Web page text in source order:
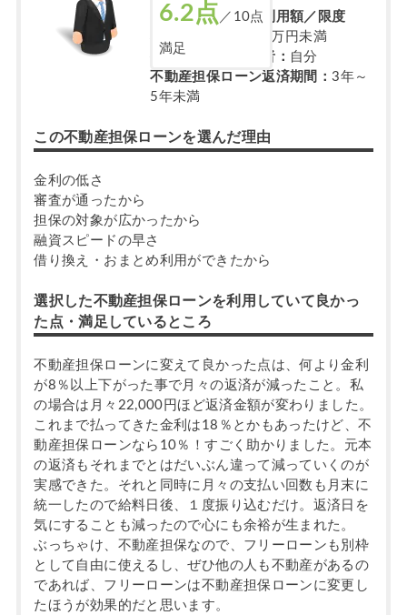
6.2点 ／10点
満足
不動産担保ローン利用額／限度
400万円～500万円未満
担保不動産の所有者： 自分
不動産担保ローン返済期間：3年～
5年未満
この不動産担保ローンを選んだ理由
金利の低さ
審査が通ったから
担保の対象が広かったから
融資スピードの早さ
借り換え・おまとめ利用ができたから
選択した不動産担保ローンを利用していて良かっ
た点・満足しているところ
不動産担保ローンに変えて良かった点は、何より金利
が8％以上下がった事で月々の返済が減ったこと。私
の場合は月々22,000円ほど返済金額が変わりました。
これまで払ってきた金利は18％とかもあったけど、不
動産担保ローンなら10％！すごく助かりました。元本
の返済もそれまでとはだいぶん違って減っていくのが
実感できた。それと同時に月々の支払い回数も月末に
統一したので給料日後、１度振り込むだけ。返済日を
気にすることも減ったので心にも余裕が生まれた。
ぶっちゃけ、不動産担保なので、フリーローンも別枠
として自由に使えるし、ぜひ他の人も不動産があるの
であれば、フリーローンは不動産担保ローンに変更し
たほうが効果的だと思います。